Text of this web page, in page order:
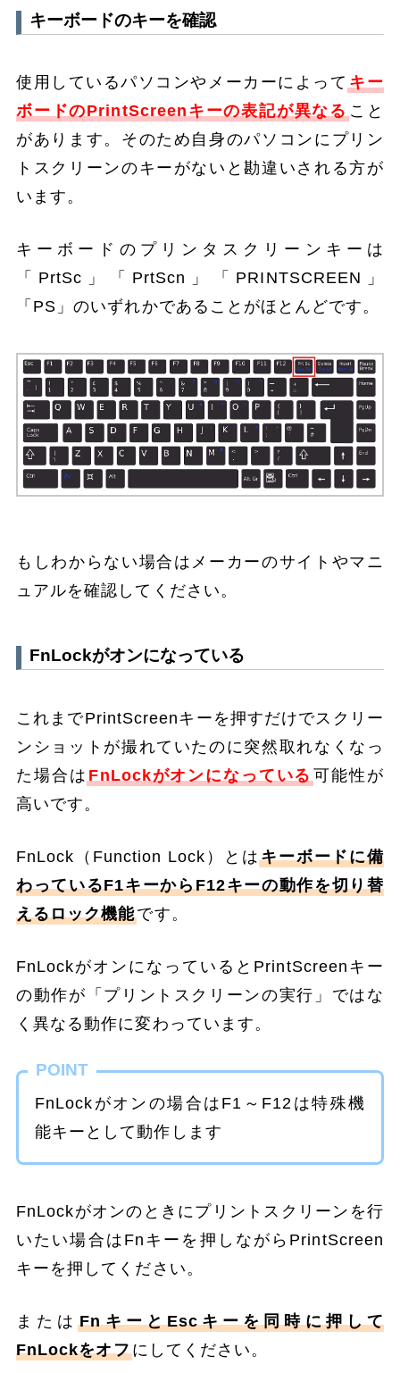
キーボードのキーを確認
使用しているパソコンやメーカーによって キー
ボードのPrintScreenキーの表記が異なる こと
があります。そのため自身のパソコンにプリン
トスクリーンのキーがないと勘違いされる方が
います。
キーボードのプリンタスクリーンキーは
「PrtSc」「PrtScn」「PRINTSCREEN」
「PS」のいずれかであることがほとんどです。
もしわからない場合はメーカーのサイトやマニ
ュアルを確認してください。
FnLockがオンになっている
これまでPrintScreenキーを押すだけでスクリー
ンショットが撮れていたのに突然取れなくなっ
た場合は FnLockがオンになっている 可能性が
高いです。
FnLock（Function Lock）とはキーボードに備
わっているF1キーからF12キーの動作を切り替
えるロック機能です。
FnLockがオンになっているとPrintScreenキー
の動作が「プリントスクリーンの実行」ではな
く異なる動作に変わっています。
POINT
FnLockがオンの場合はF1～F12は特殊機
能キーとして動作します
FnLockがオンのときにプリントスクリーンを行
いたい場合はFnキーを押しながらPrintScreen
キーを押してください。
またはFnキーとEscキーを同時に押して
FnLockをオフにしてください。